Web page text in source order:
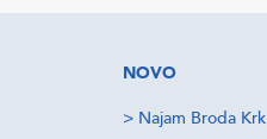
NOVO
> Najam Broda Krk